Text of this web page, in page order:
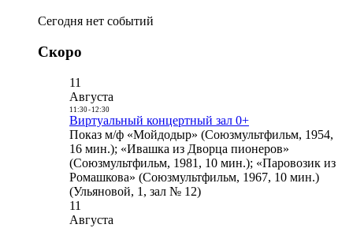
Сегодня нет событий
Скоро
11
Августа
11:30- 12:30
Виртуальный концертный зал 0+
Показ м/ф «Мойдодыр» (Союзмультфильм, 1954,
16 мин.); «Ивашка из Дворца пионеров»
(Союзмультфильм, 1981, 10 мин.); «Паровозик из
Ромашкова» (Союзмультфильм, 1967, 10 мин.)
(Ульяновой, 1, зал № 12)
11
Августа